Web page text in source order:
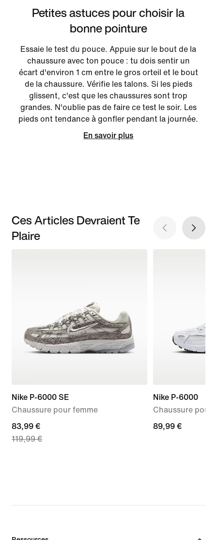
Petites astuces pour choisir la
bonne pointure
Essaie le test du pouce. Appuie sur le bout de la
chaussure avec ton pouce : tu dois sentir un
écart d'environ 1 cm entre le gros orteil et le bout
de la chaussure. Vérifie les talons. Si les pieds
glissent, c'est que les chaussures sont trop
grandes. N'oublie pas de faire ce test le soir. Les
pieds ont tendance à gonfler pendant la journée.
En savoir plus
Ces Articles Devraient Te
Plaire
Nike P-6000 SE
Chaussure pour femme
current
price
83,99 €
119,99 €
Nike P-6000
Chaussure pour
89,99 €
89,99 €